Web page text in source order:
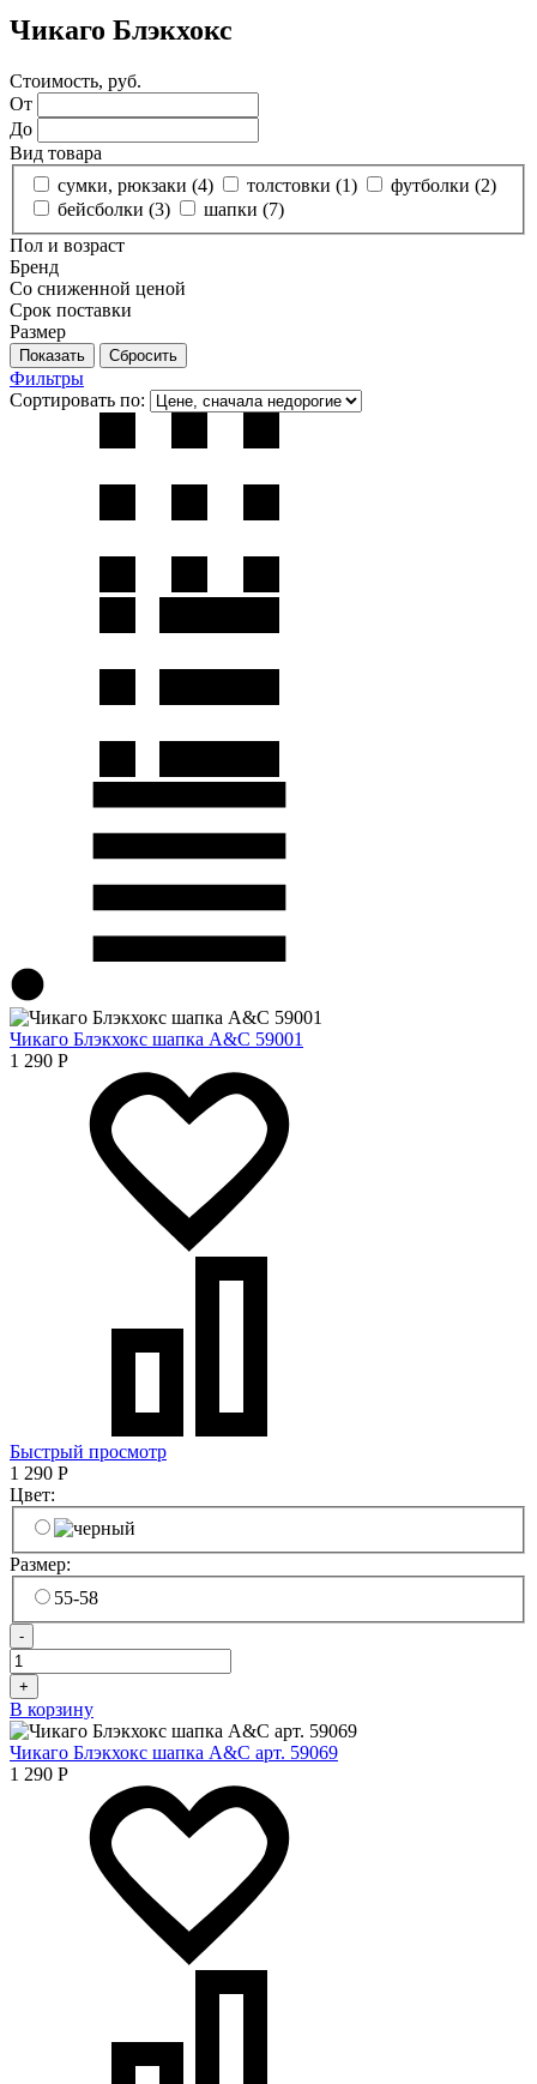
Чикаго Блэкхокс
Стоимость, руб.
От
До
Вид товара
сумки, рюкзаки (4) толстовки (1) футболки (2)
бейсболки (3) шапки (7)
Пол и возраст
Бренд
Со сниженной ценой
Срок поставки
Размер
Фильтры
Сортировать по:
Чикаго Блэкхокс шапка A&C 59001
1 290 Р
Быстрый просмотр
1 290 Р
Цвет:
Размер:
55-58
-
+
В корзину
Чикаго Блэкхокс шапка A&C арт. 59069
1 290 Р